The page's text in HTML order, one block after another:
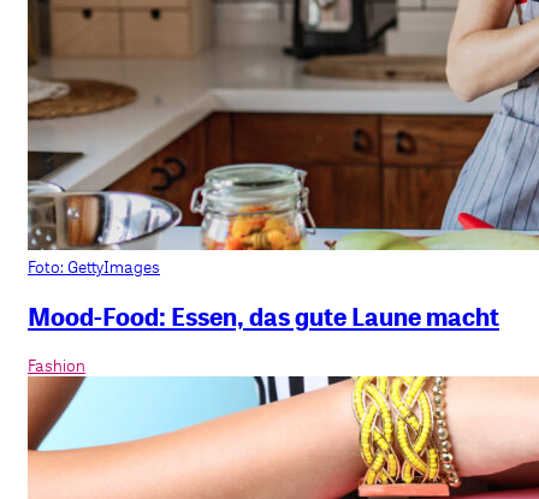
Foto: GettyImages
Mood-Food: Essen, das gute Laune macht
Fashion